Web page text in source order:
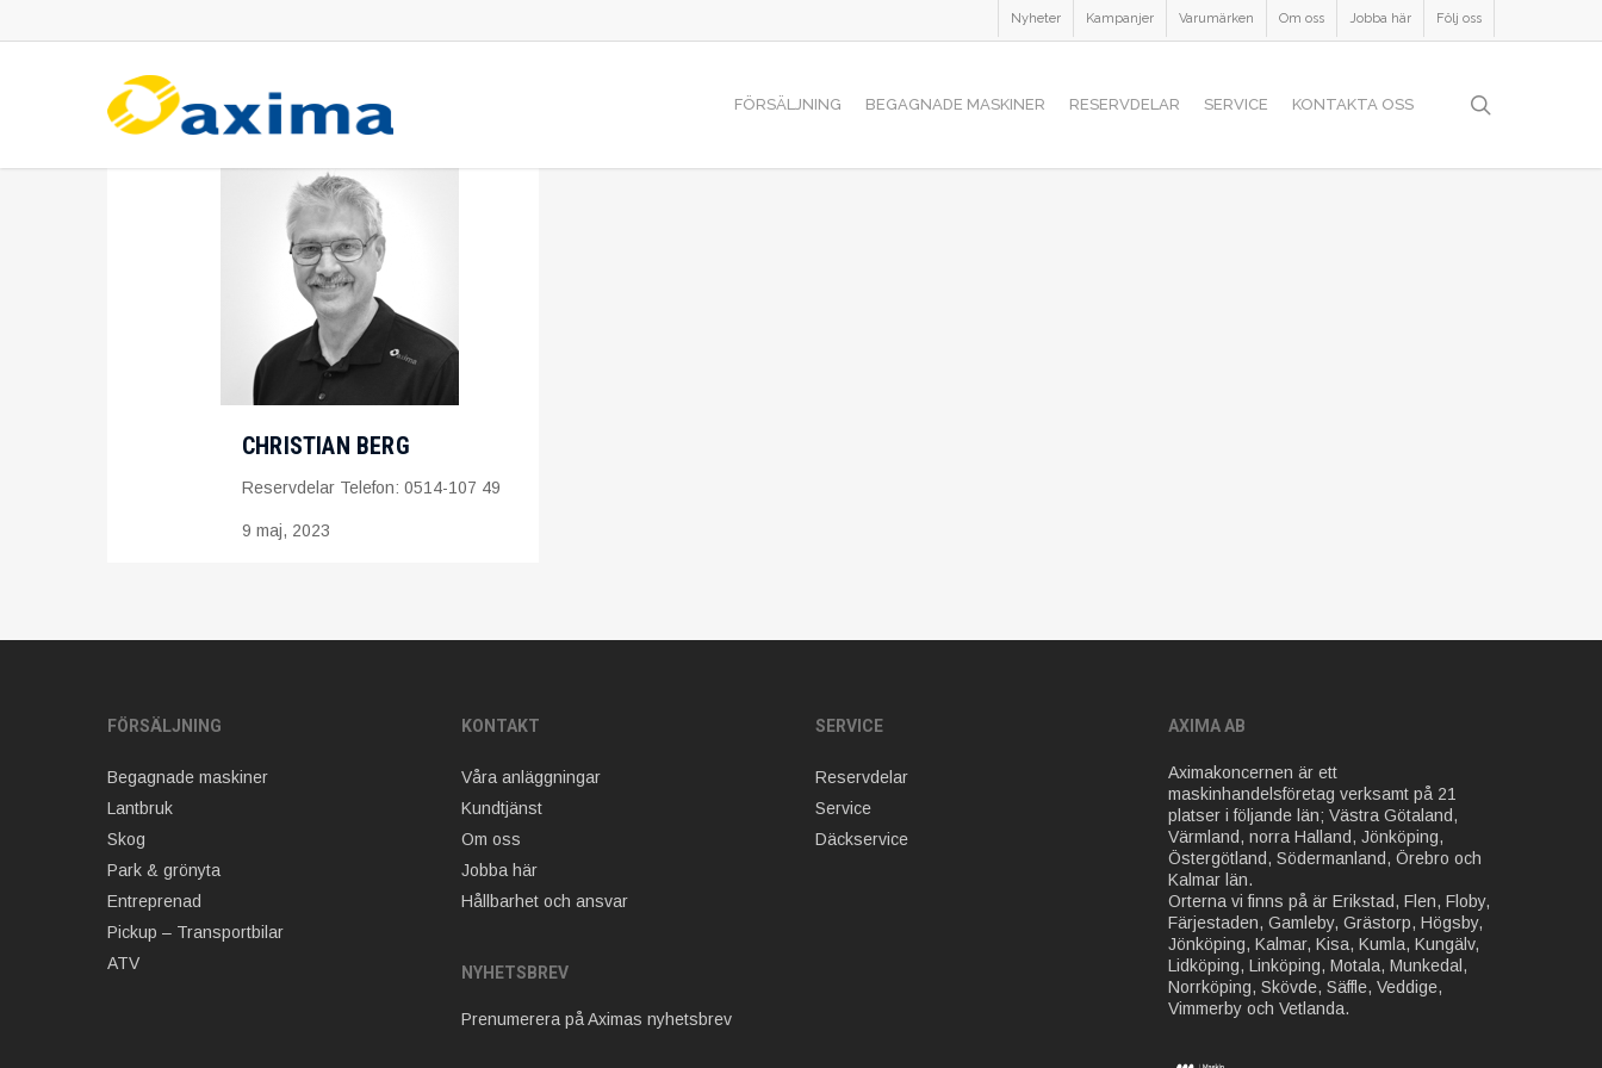
Nyheter Kampanjer Varumärken Om oss Jobba här Följ oss
FÖRSÄLJNING BEGAGNADE MASKINER RESERVDELAR SERVICE KONTAKTA OSS
CHRISTIAN BERG
Reservdelar Telefon: 0514-107 49
9 maj, 2023
FÖRSÄLJNING
Begagnade maskiner
Lantbruk
Skog
Park & grönyta
Entreprenad
Pickup – Transportbilar
ATV
KONTAKT
Våra anläggningar
Kundtjänst
Om oss
Jobba här
Hållbarhet och ansvar
NYHETSBREV
Prenumerera på Aximas nyhetsbrev
SERVICE
Reservdelar
Service
Däckservice
AXIMA AB
Aximakoncernen är ett
maskinhandelsföretag verksamt på 21
platser i följande län; Västra Götaland,
Värmland, norra Halland, Jönköping,
Östergötland, Södermanland, Örebro och
Kalmar län.
Orterna vi finns på är Erikstad, Flen, Floby,
Färjestaden, Gamleby, Grästorp, Högsby,
Jönköping, Kalmar, Kisa, Kumla, Kungälv,
Lidköping, Linköping, Motala, Munkedal,
Norrköping, Skövde, Säffle, Veddige,
Vimmerby och Vetlanda.